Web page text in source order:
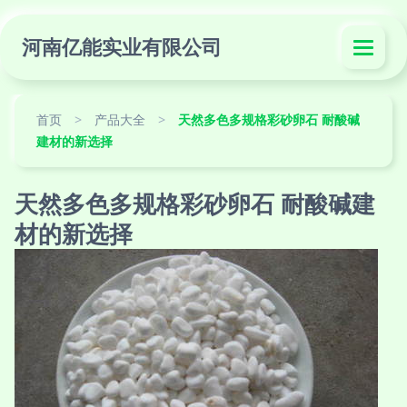
河南亿能实业有限公司
首页 > 产品大全 >
天然多色多规格彩砂卵石 耐酸碱
建材的新选择
天然多色多规格彩砂卵石 耐酸碱建
材的新选择